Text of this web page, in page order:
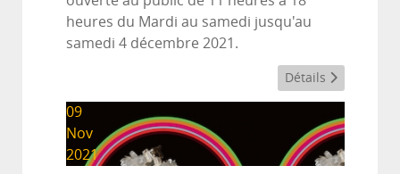
heures du Mardi au samedi jusqu'au
samedi 4 décembre 2021.
Détails
09
Nov
2021